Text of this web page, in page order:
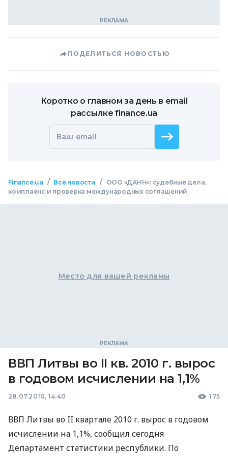
ПОДЕЛИТЬСЯ НОВОСТЬЮ
Коротко о главном за день в email
рассылке finance.ua
Ваш email
Finance.ua / Все новости /
ООО «ДАНН»: судебные дела,
комплаенс и проверка международных соглашений
Место для вашей рекламы
ВВП Литвы во II кв. 2010 г. вырос
в годовом исчислении на 1,1%
28.07.2010, 14:40 175
ВВП Литвы во II квартале 2010 г. вырос в годовом
исчислении на 1,1%, сообщил сегодня
Департамент статистики республики. По